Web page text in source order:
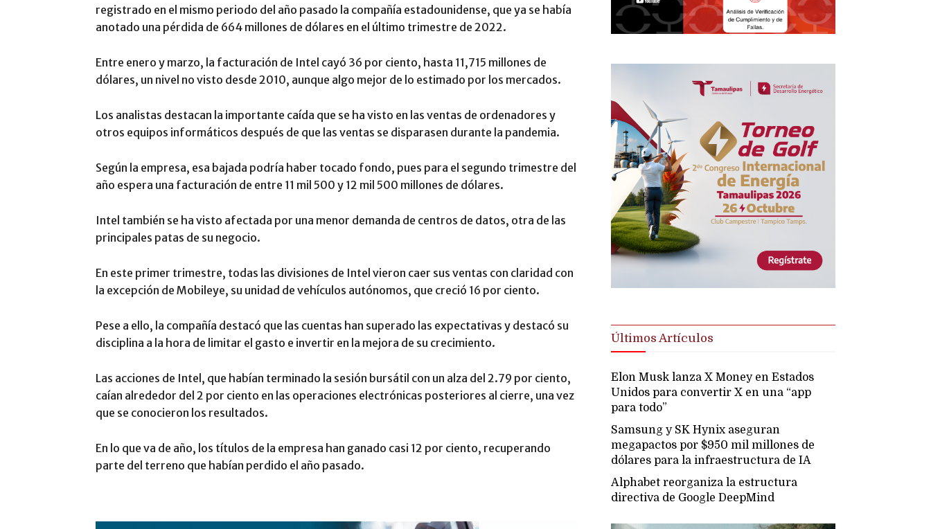
registrado en el mismo periodo del año pasado la compañía estadounidense, que ya se había
anotado una pérdida de 664 millones de dólares en el último trimestre de 2022.
Entre enero y marzo, la facturación de Intel cayó 36 por ciento, hasta 11,715 millones de
dólares, un nivel no visto desde 2010, aunque algo mejor de lo estimado por los mercados.
Los analistas destacan la importante caída que se ha visto en las ventas de ordenadores y
otros equipos informáticos después de que las ventas se disparasen durante la pandemia.
Según la empresa, esa bajada podría haber tocado fondo, pues para el segundo trimestre del
año espera una facturación de entre 11 mil 500 y 12 mil 500 millones de dólares.
Intel también se ha visto afectada por una menor demanda de centros de datos, otra de las
principales patas de su negocio.
En este primer trimestre, todas las divisiones de Intel vieron caer sus ventas con claridad con
la excepción de Mobileye, su unidad de vehículos autónomos, que creció 16 por ciento.
Pese a ello, la compañía destacó que las cuentas han superado las expectativas y destacó su
disciplina a la hora de limitar el gasto e invertir en la mejora de su crecimiento.
Las acciones de Intel, que habían terminado la sesión bursátil con un alza del 2.79 por ciento,
caían alrededor del 2 por ciento en las operaciones electrónicas posteriores al cierre, una vez
que se conocieron los resultados.
En lo que va de año, los títulos de la empresa han ganado casi 12 por ciento, recuperando
parte del terreno que habían perdido el año pasado.
Últimos Artículos
Elon Musk lanza X Money en Estados
Unidos para convertir X en una “app
para todo”
Samsung y SK Hynix aseguran
megapactos por $950 mil millones de
dólares para la infraestructura de IA
Alphabet reorganiza la estructura
directiva de Google DeepMind